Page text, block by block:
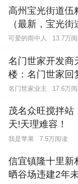
高州宝光街道伍
（最新，宝光街
可爱的雨中人 13.7万
名门世家开发商
楼：名门世家回
名门世家业主 17.6万
茂名众旺搅拌站
天!天理难容！
我是苹果 7.5万阅读
信宜镇隆十里新
晒谷场违建2年